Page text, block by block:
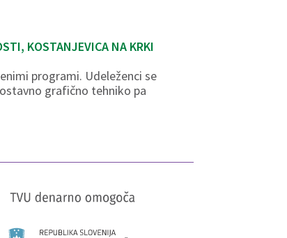
KOSTANJEVICA NA KRKI
programi. Udeleženci se
grafično tehniko pa